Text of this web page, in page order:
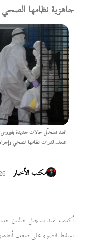
جاهزية نظامها
الهند تسجّل حالات جديدة بفيروس
ضعف قدرات نظامها الصحي
مكتب الأخبار
أكدت الهند تسجيل حالتين
تسليط الضوء على ضعف